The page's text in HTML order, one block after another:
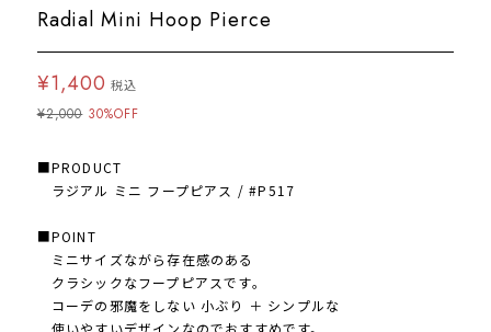
Radial Mini Hoop Pierce
¥1,400 税込
¥2,000 30%OFF
■PRODUCT
ラジアル ミニ フープピアス / #P517
■POINT
ミニサイズながら存在感のある
クラシックなフープピアスです。
コーデの邪魔をしない 小ぶり ＋ シンプルな
使いやすいデザインなのでおすすめです。